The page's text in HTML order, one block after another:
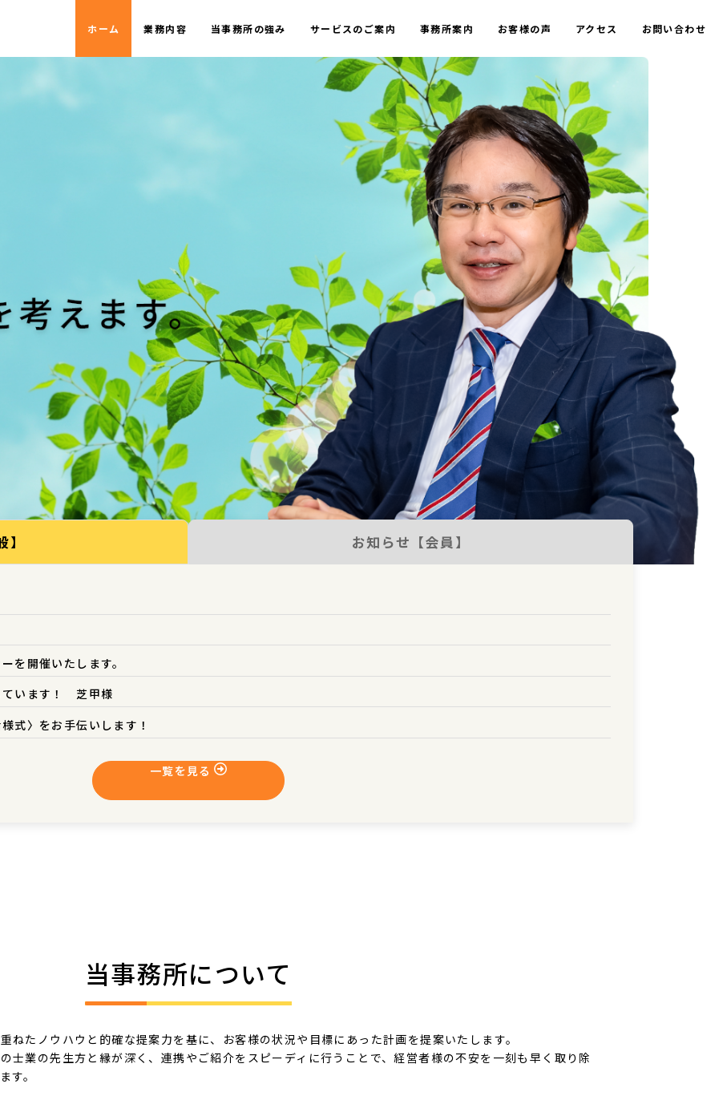
ホーム 業務内容 当事務所の強み サービスのご案内 事務所案内 お客様の声 アクセス お問い合わせ
お知らせ【会員】
を開催いたします。
ています！ 芝甲様
式〉をお手伝いします！
一覧を見る
当事務所について
ねたノウハウと的確な提案力を基に、お客様の状況や目標にあった計画を提案いたします。
士業の先生方と縁が深く、連携やご紹介をスピーディに行うことで、経営者様の不安を一刻も早く取り除
す。